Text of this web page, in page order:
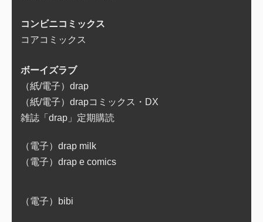
コンビニコミックス
コアコミックス
ボーイズラブ
（紙/電子）drap
（紙/電子）drapコミックス・DX
雑誌「drap」定期購読
（電子）drap milk
（電子）drap e comics
（電子）bibi